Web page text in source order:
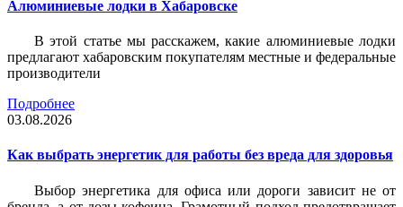
Алюминиевые лодки в Хабаровске
В этой статье мы расскажем, какие алюминиевые лодки
предлагают хабаровским покупателям местные и федеральные
производители
Подробнее
03.08.2026
Как выбрать энергетик для работы без вреда для здоровья
Выбор энергетика для офиса или дороги зависит не от